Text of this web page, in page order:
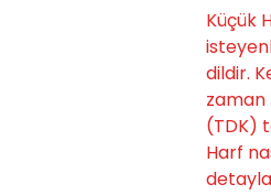
Küçük
dildir.
zaman
(TDK)
Harf